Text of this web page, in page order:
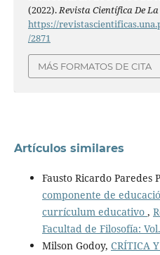
(2022).Revista Científica De
https://
/2871
MÁS FORMATOS DE CITA
Artículos similares
Fausto Ricardo Paredes
componente de
currículum educativo ,
Facultad de Filosofía:
Milson Godoy, CRÍTICA